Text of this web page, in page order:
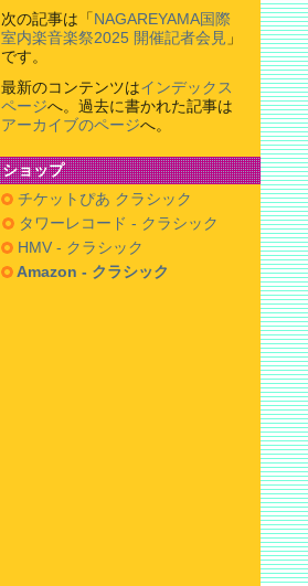
次の記事は「 NAGAREYAMA国際
室内楽音楽祭2025 開催記者会見 」
です。
最新のコンテンツはインデックス
ページへ。過去に書かれた記事は
アーカイブのページへ。
ショップ
チケットぴあ クラシック
タワーレコード - クラシック
HMV - クラシック
Amazon - クラシック